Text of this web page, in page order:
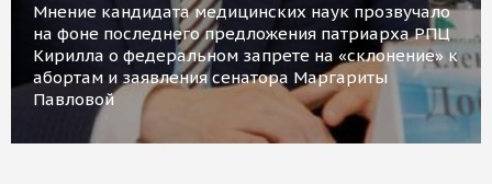
Мнение кандидата медицинских наук прозвучало
на фоне последнего предложения патриарха РПЦ
Кирилла о федеральном запрете на «склонение» к
абортам и заявления сенатора Маргариты
Павловой